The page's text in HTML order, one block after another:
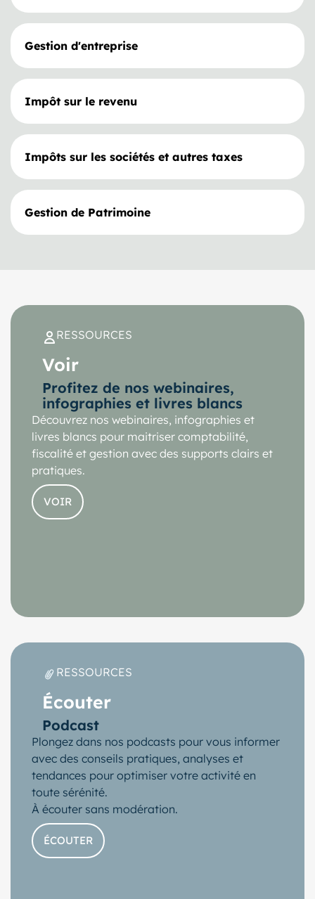
Gestion d'entreprise
Impôt sur le revenu
Impôts sur les sociétés et autres taxes
Gestion de Patrimoine
RESSOURCES
Voir
Profitez de nos webinaires,
infographies et livres blancs
Découvrez nos webinaires, infographies et
livres blancs pour maitriser comptabilité,
fiscalité et gestion avec des supports clairs et
pratiques.
VOIR
RESSOURCES
Écouter
Podcast
Plongez dans nos podcasts pour vous informer
avec des conseils pratiques, analyses et
tendances pour optimiser votre activité en
toute sérénité.
À écouter sans modération.
ÉCOUTER